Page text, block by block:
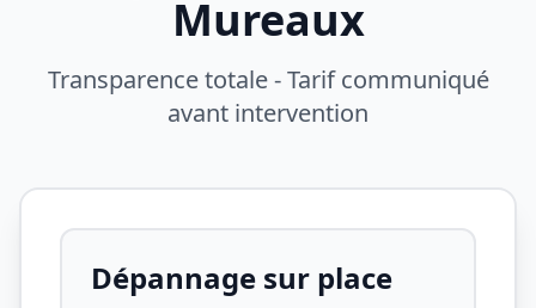
Mureaux
Transparence totale - Tarif communiqué
avant intervention
Dépannage sur place